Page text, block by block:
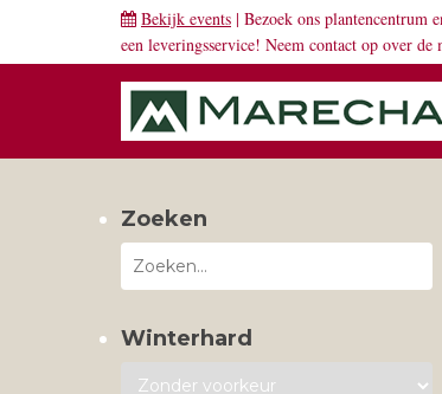
Bekijk events | Bezoek ons plantencentrum
een leveringsservice! Neem contact op over de
Zoeken
Winterhard